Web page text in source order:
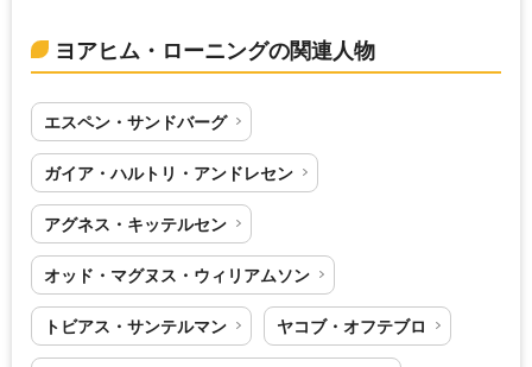
ヨアヒム・ローニングの関連人物
エスペン・サンドバーグ
ガイア・ハルトリ・アンドレセン
アグネス・キッテルセン
オッド・マグヌス・ウィリアムソン
トビアス・サンテルマン ヤコブ・オフテブロ